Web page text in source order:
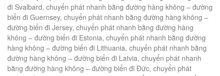
đi Svalbard, chuyển phát nhanh bằng đường hàng không – đường
biển đi Guernsey, chuyển phát nhanh bằng đường hàng không –
đường biển đi Jersey, chuyển phát nhanh bằng đường hàng
không – đường biển đi Estonia, chuyển phát nhanh bằng đường
hàng không – đường biển đi Lithuania, chuyển phát nhanh bằng
đường hàng không – đường biển đi Latvia, chuyển phát nhanh
bằng đường hàng không – đường biển đi Đức, chuyển phát